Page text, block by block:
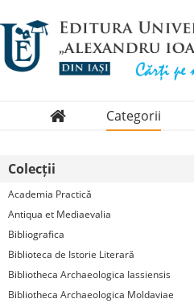
Categorii
Colecții
Academia Practică
Antiqua et Mediaevalia
Bibliografica
Biblioteca de Istorie Literară
Bibliotheca Archaeologica Iassiensis
Bibliotheca Archaeologica Moldaviae